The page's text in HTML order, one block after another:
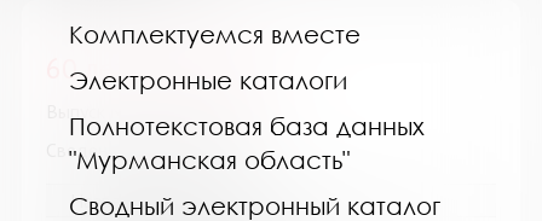
Комплектуемся вместе
Электронные каталоги
Полнотекстовая база данных
"Мурманская область"
Сводный электронный каталог
60 лет - не возраст
Сведения о держателях
Название библиотеки: